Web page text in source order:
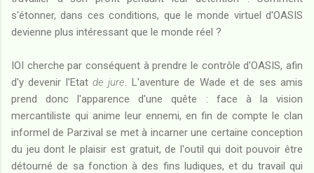
s'étonner, dans ces conditions, que le monde virtuel d'OASIS
devienne plus intéressant que le monde réel ?
IOI cherche par conséquent à prendre le contrôle d'OASIS, afin
d'y devenir l'Etatde jure . L'aventure de Wade et de ses amis
prend donc l'apparence d'une quête : face à la vision
mercantiliste qui anime leur ennemi, en fin de compte le clan
informel de Parzival se met à incarner une certaine conception
du jeu dont le plaisir est gratuit, de l'outil qui doit pouvoir être
détourné de sa fonction à des fins ludiques, et du travail qui